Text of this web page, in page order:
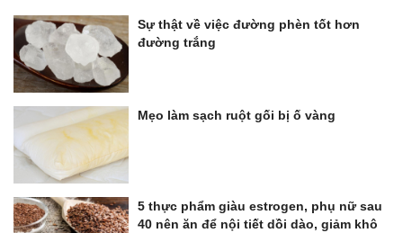
Sự thật về việc đường phèn tốt hơn
đường trắng
Mẹo làm sạch ruột gối bị ố vàng
5 thực phẩm giàu estrogen, phụ nữ sau
40 nên ăn để nội tiết dồi dào, giảm khô